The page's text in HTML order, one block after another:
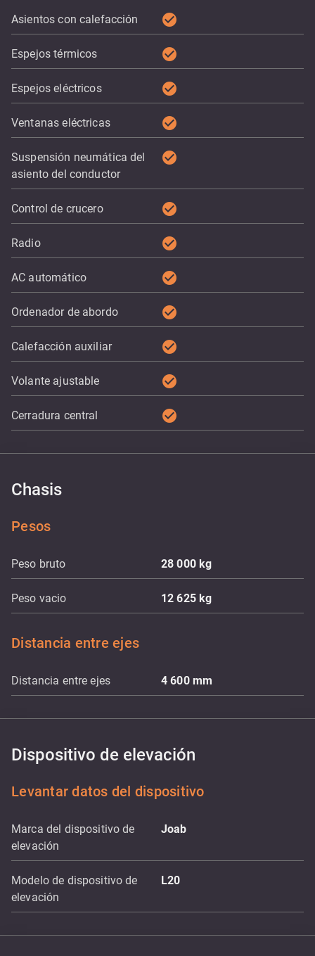
Asientos con calefacción check_circle
Espejos térmicos check_circle
Espejos eléctricos check_circle
Ventanas eléctricas check_circle
Suspensión neumática del
asiento del conductor
check_circle
Control de crucero check_circle
Radio check_circle
AC automático check_circle
Ordenador de abordo check_circle
Calefacción auxiliar check_circle
Volante ajustable check_circle
Cerradura central check_circle
Chasis
Pesos
Peso bruto 28 000kg
Peso vacio 12 625kg
Distancia entre ejes
Distancia entre ejes 4 600 mm
Dispositivo de elevación
Levantar datos del dispositivo
Marca del dispositivo de
elevación
Joab
Modelo de dispositivo de
elevación
L20